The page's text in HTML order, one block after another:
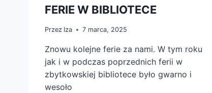
FERIE W BIBLIOTECE
Przez Iza 7 marca, 2025
Znowu kolejne ferie za nami. W tym roku
jak i w podczas poprzednich ferii w
zbytkowskiej bibliotece było gwarno i
wesoło